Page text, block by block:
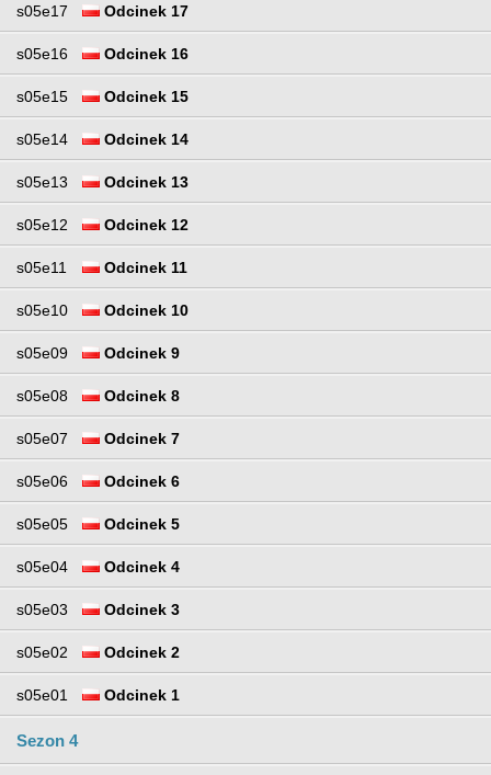
s05e17 Odcinek 17
s05e16 Odcinek 16
s05e15 Odcinek 15
s05e14 Odcinek 14
s05e13 Odcinek 13
s05e12 Odcinek 12
s05e11 Odcinek 11
s05e10 Odcinek 10
s05e09 Odcinek 9
s05e08 Odcinek 8
s05e07 Odcinek 7
s05e06 Odcinek 6
s05e05 Odcinek 5
s05e04 Odcinek 4
s05e03 Odcinek 3
s05e02 Odcinek 2
s05e01 Odcinek 1
Sezon 4